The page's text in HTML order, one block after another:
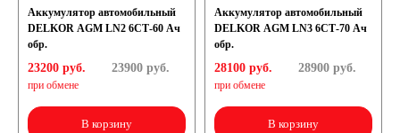
Аккумулятор автомобильный
DELKOR AGM LN2 6СТ-60 Ач
обр.
23200 руб.
при обмене
23900руб.
В корзину
Аккумулятор автомобильный
DELKOR AGM LN3 6СТ-70 Ач
обр.
28100 руб.
при обмене
28900руб.
В корзину